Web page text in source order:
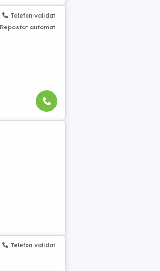
Telefon validat
Repostat automat
Telefon validat